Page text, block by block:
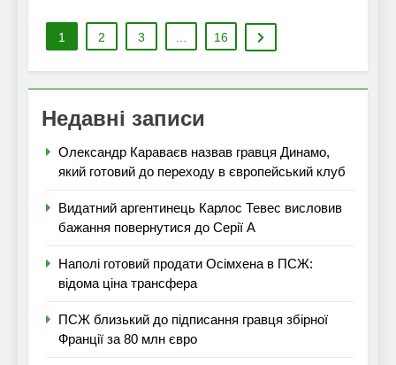
1 2 3 16
Недавні записи
Олександр Караваєв назвав гравця Динамо,
який готовий до переходу в європейський клуб
Видатний аргентинець Карлос Тевес висловив
бажання повернутися до Серії А
Наполі готовий продати Осімхена в ПСЖ:
відома ціна трансфера
ПСЖ близький до підписання гравця збірної
Франції за 80 млн євро